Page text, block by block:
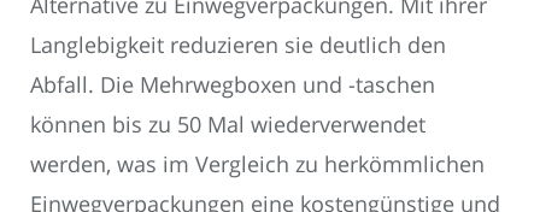
Langlebigkeit reduzieren sie deutlich den
Abfall. Die Mehrwegboxen und -taschen
können bis zu 50 Mal wiederverwendet
werden, was im Vergleich zu herkömmlichen
Einwegverpackungen eine kostengünstige und